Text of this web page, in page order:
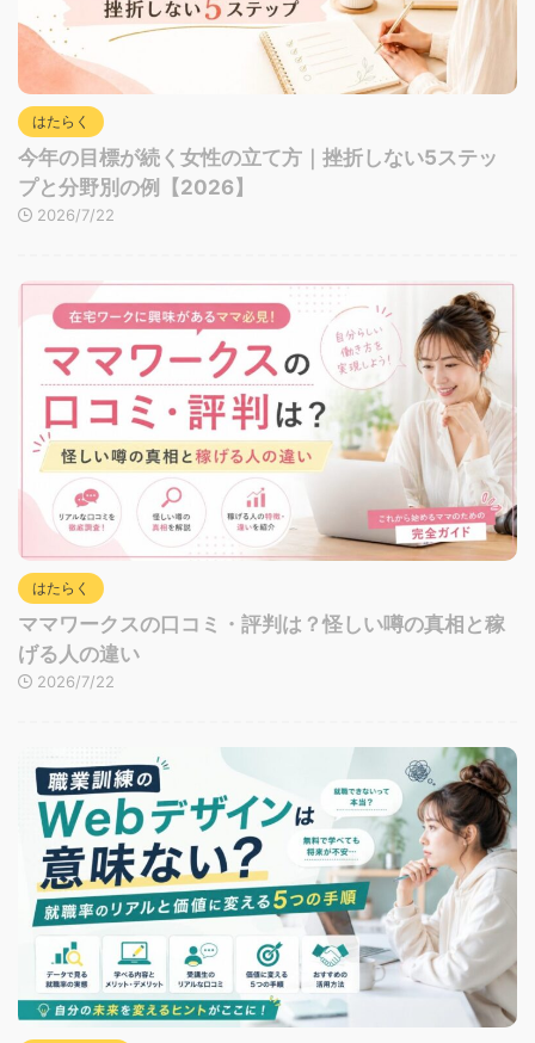
はたらく
今年の目標が続く女性の立て方｜挫折しない5ステッ
プと分野別の例【2026】
2026/7/22
はたらく
ママワークスの口コミ・評判は？怪しい噂の真相と稼
げる人の違い
2026/7/22